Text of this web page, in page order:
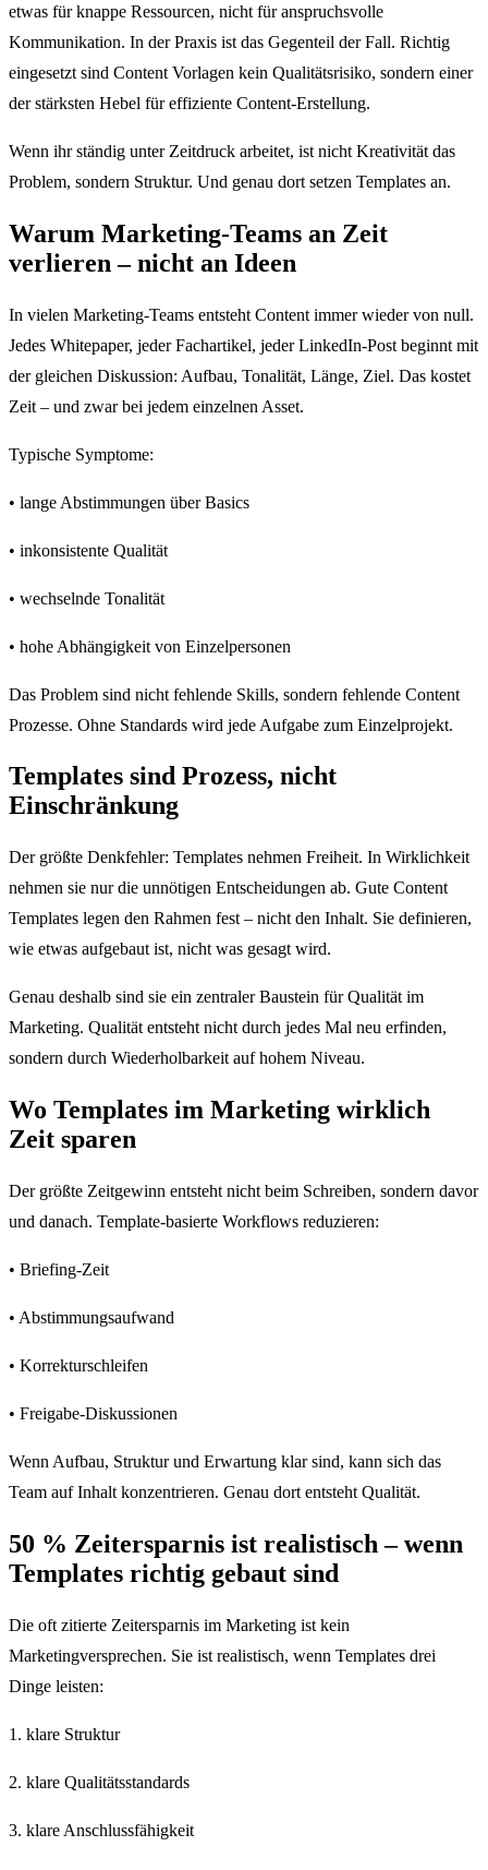
etwas für knappe Ressourcen, nicht für anspruchsvolle
Kommunikation. In der Praxis ist das Gegenteil der Fall. Richtig
eingesetzt sind Content Vorlagen kein Qualitätsrisiko, sondern einer
der stärksten Hebel für effiziente Content-Erstellung.
Wenn ihr ständig unter Zeitdruck arbeitet, ist nicht Kreativität das
Problem, sondern Struktur. Und genau dort setzen Templates an.
Warum Marketing-Teams an Zeit
verlieren – nicht an Ideen
In vielen Marketing-Teams entsteht Content immer wieder von null.
Jedes Whitepaper, jeder Fachartikel, jeder LinkedIn-Post beginnt mit
der gleichen Diskussion: Aufbau, Tonalität, Länge, Ziel. Das kostet
Zeit – und zwar bei jedem einzelnen Asset.
Typische Symptome:
• lange Abstimmungen über Basics
• inkonsistente Qualität
• wechselnde Tonalität
• hohe Abhängigkeit von Einzelpersonen
Das Problem sind nicht fehlende Skills, sondern fehlende Content
Prozesse. Ohne Standards wird jede Aufgabe zum Einzelprojekt.
Templates sind Prozess, nicht
Einschränkung
Der größte Denkfehler: Templates nehmen Freiheit. In Wirklichkeit
nehmen sie nur die unnötigen Entscheidungen ab. Gute Content
Templates legen den Rahmen fest – nicht den Inhalt. Sie definieren,
wie etwas aufgebaut ist, nicht was gesagt wird.
Genau deshalb sind sie ein zentraler Baustein für Qualität im
Marketing. Qualität entsteht nicht durch jedes Mal neu erfinden,
sondern durch Wiederholbarkeit auf hohem Niveau.
Wo Templates im Marketing wirklich
Zeit sparen
Der größte Zeitgewinn entsteht nicht beim Schreiben, sondern davor
und danach. Template-basierte Workflows reduzieren:
• Briefing-Zeit
• Abstimmungsaufwand
• Korrekturschleifen
• Freigabe-Diskussionen
Wenn Aufbau, Struktur und Erwartung klar sind, kann sich das
Team auf Inhalt konzentrieren. Genau dort entsteht Qualität.
50 % Zeitersparnis ist realistisch – wenn
Templates richtig gebaut sind
Die oft zitierte Zeitersparnis im Marketing ist kein
Marketingversprechen. Sie ist realistisch, wenn Templates drei
Dinge leisten:
1. klare Struktur
2. klare Qualitätsstandards
3. klare Anschlussfähigkeit